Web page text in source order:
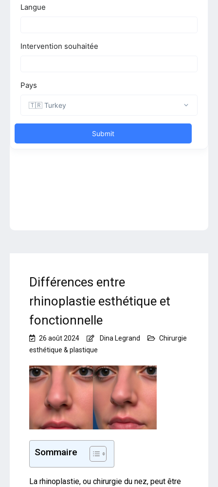
Différences entre
rhinoplastie esthétique et
fonctionnelle
26 août 2024 Dina Legrand
Chirurgie
esthétique & plastique
Sommaire
La rhinoplastie, ou chirurgie du nez, peut être